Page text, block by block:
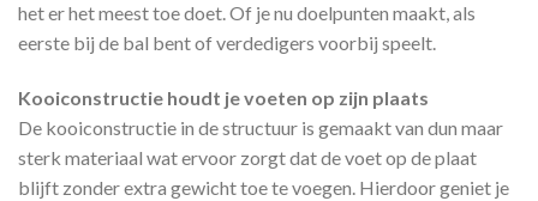
het er het meest toe doet. Of je nu doelpunten maakt, als
eerste bij de bal bent of verdedigers voorbij speelt.
Kooiconstructie houdt je voeten op zijn plaats
De kooiconstructie in de structuur is gemaakt van dun maar
sterk materiaal wat ervoor zorgt dat de voet op de plaat
blijft zonder extra gewicht toe te voegen. Hierdoor geniet je